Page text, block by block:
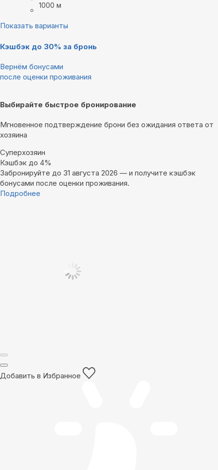
1000 м
Показать варианты
Кэшбэк до 30% за бронь
Вернём бонусами
после оценки проживания
Выбирайте быстрое бронирование
Мгновенное подтверждение брони без ожидания ответа от
хозяина
Суперхозяин
Кэшбэк до 4%
Забронируйте до 31 августа 2026 — и получите кэшбэк
бонусами после оценки проживания.
Подробнее
Добавить в Избранное